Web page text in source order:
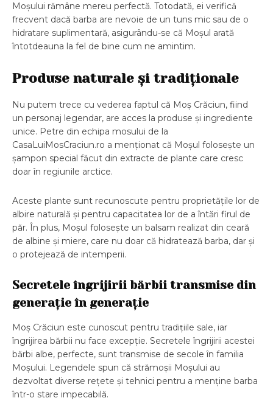
Moșului rămâne mereu perfectă. Totodată, ei verifică
frecvent dacă barba are nevoie de un tuns mic sau de o
hidratare suplimentară, asigurându-se că Moșul arată
întotdeauna la fel de bine cum ne amintim.
Produse naturale și tradiționale
Nu putem trece cu vederea faptul că Moș Crăciun, fiind
un personaj legendar, are acces la produse și ingrediente
unice. Petre din echipa mosului de la
CasaLuiMosCraciun.ro a menționat că Moșul folosește un
șampon special făcut din extracte de plante care cresc
doar în regiunile arctice.
Aceste plante sunt recunoscute pentru proprietățile lor de
albire naturală și pentru capacitatea lor de a întări firul de
păr. În plus, Moșul folosește un balsam realizat din ceară
de albine și miere, care nu doar că hidratează barba, dar și
o protejează de intemperii.
Secretele îngrijirii bărbii transmise din
generație în generație
Moș Crăciun este cunoscut pentru tradițiile sale, iar
îngrijirea bărbii nu face excepție. Secretele îngrijirii acestei
bărbi albe, perfecte, sunt transmise de secole în familia
Moșului. Legendele spun că strămoșii Moșului au
dezvoltat diverse rețete și tehnici pentru a menține barba
într-o stare impecabilă.